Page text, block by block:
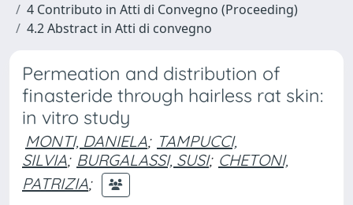
4 Contributo in Atti di Convegno (Proceeding)
4.2 Abstract in Atti di convegno
Permeation and distribution of
finasteride through hairless rat skin:
in vitro study
MONTI, DANIELA; TAMPUCCI,
SILVIA; BURGALASSI, SUSI; CHETONI,
PATRIZIA;